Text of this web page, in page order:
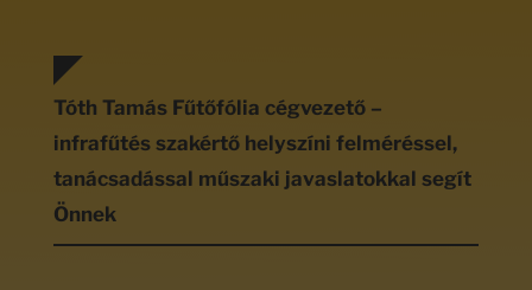
Tóth Tamás Fűtőfólia cégvezető –
infrafűtés szakértő helyszíni felméréssel,
tanácsadással műszaki javaslatokkal segít
Önnek